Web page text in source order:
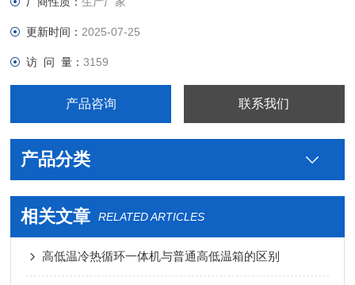
更新时间： 2025-07-25
访 问 量：3159
产品咨询 联系我们
产品分类
相关文章 RELATED ARTICLES
高低温冷热循环一体机与普通高低温箱的区别